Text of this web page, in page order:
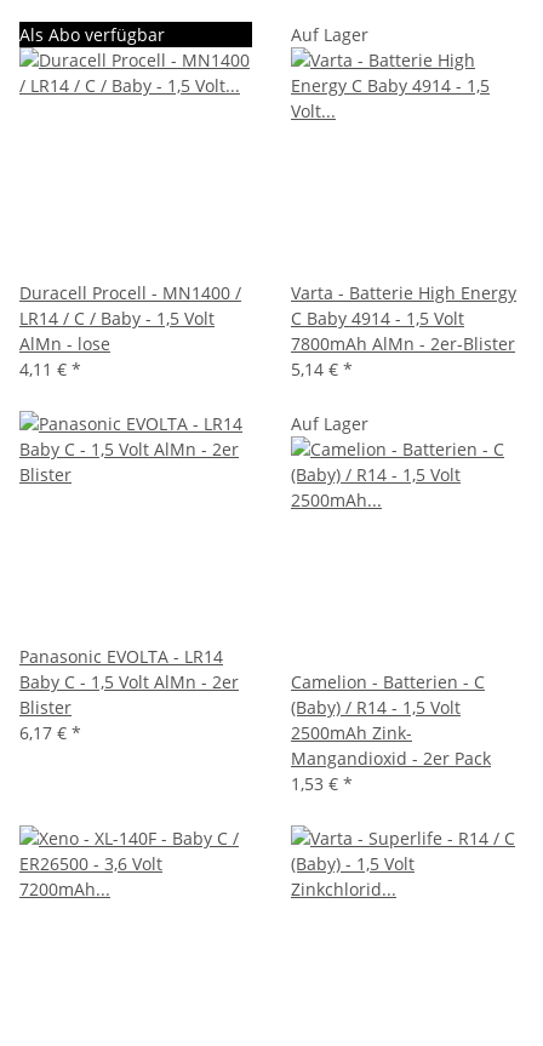
Als Abo verfügbar
Duracell Procell - MN1400 /
LR14 / C / Baby - 1,5 Volt
AlMn - lose
4,11 € *
Auf Lager
Varta - Batterie High Energy
C Baby 4914 - 1,5 Volt
7800mAh AlMn - 2er-Blister
5,14 € *
Panasonic EVOLTA - LR14
Baby C - 1,5 Volt AlMn - 2er
Blister
6,17 € *
Auf Lager
Camelion - Batterien - C
(Baby) / R14 - 1,5 Volt
2500mAh Zink-
Mangandioxid - 2er Pack
1,53 € *